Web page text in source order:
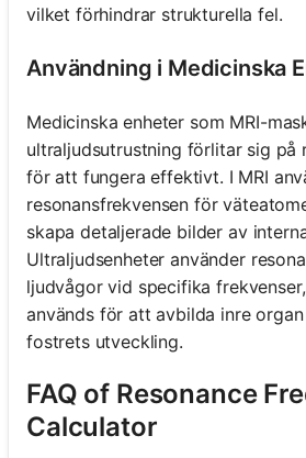
vilket förhindrar strukturella fel.
Användning i Medicinska
Medicinska enheter som MRI-
ultraljudsutrustning förlitar sig på
för att fungera effektivt. I MRI
resonansfrekvensen för
skapa detaljerade bilder av
Ultraljudsenheter använder
ljudvågor vid specifika
används för att avbilda inre
fostrets utveckling.
FAQ of Resonance
Calculator